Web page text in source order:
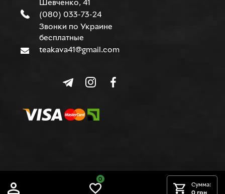
0
Сумма:
0 грн
Шевченко, 41
(080) 033-73-24
Звонки по Украине
бесплатные
teakava41@gmail.com
© TEAKAVA, 2015-2026 г.